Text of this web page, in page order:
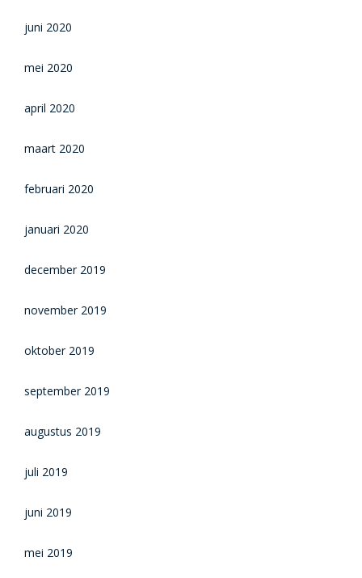
juni 2020
mei 2020
april 2020
maart 2020
februari 2020
januari 2020
december 2019
november 2019
oktober 2019
september 2019
augustus 2019
juli 2019
juni 2019
mei 2019